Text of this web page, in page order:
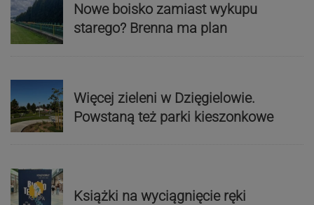
Nowe boisko zamiast wykupu
starego? Brenna ma plan
Więcej zieleni w Dzięgielowie.
Powstaną też parki kieszonkowe
Książki na wyciągnięcie ręki